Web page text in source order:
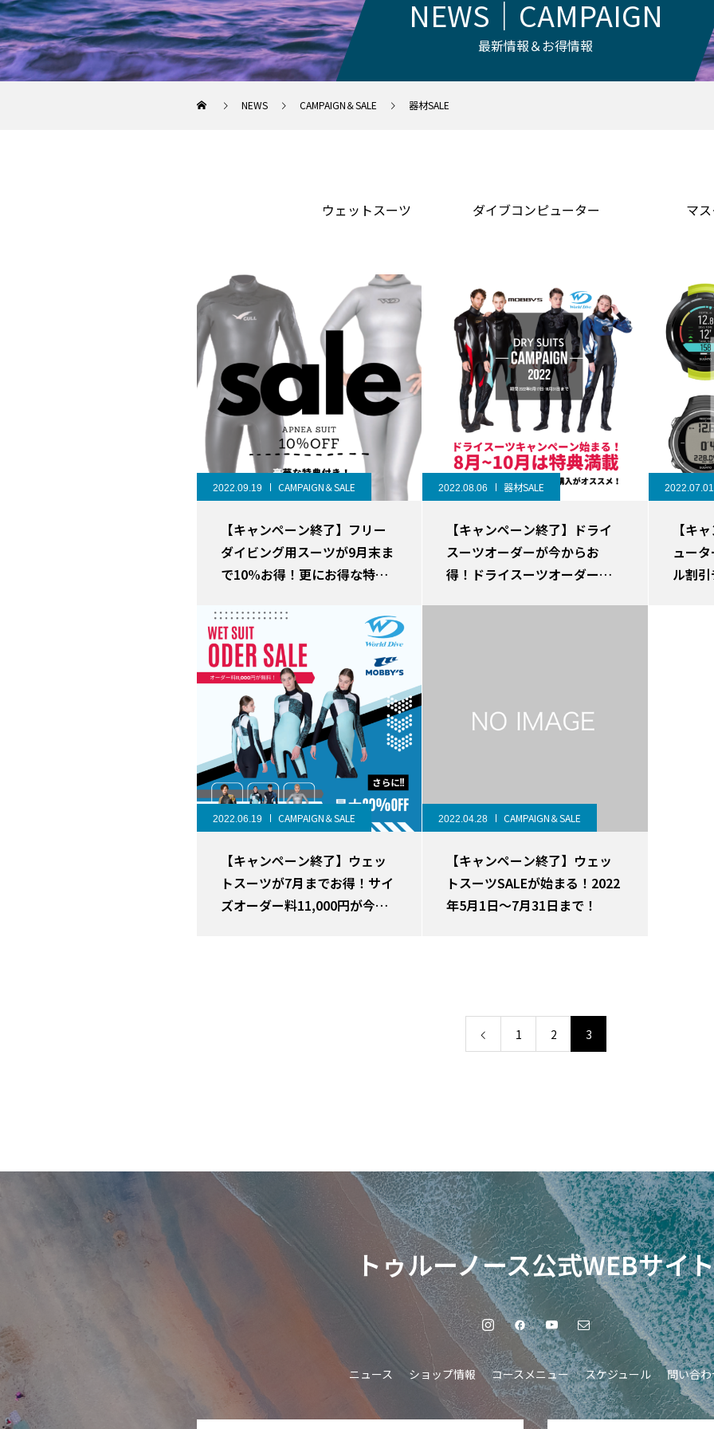
NEWS｜CAMPAIGN
最新情報＆お得情報
NEWS CAMPAIGN＆SALE 器材SALE
ウェットスーツ ダイブコンピューター マ
2022.09.19 CAMPAIGN＆SALE
【キャンペーン終了】フリー
ダイビング用スーツが9月末ま
で10%お得！更にお得な特典
2022.08.06 器材SALE
【キャンペーン終了】ドライ
スーツオーダーが今からお
得！ドライスーツオーダー
2022.07.01
【キ
ュー
ル割
2022.06.19 CAMPAIGN＆SALE
【キャンペーン終了】ウェッ
トスーツが7月までお得！サイ
ズオーダー料11,000円が今だ
2022.04.28 CAMPAIGN＆SALE
【キャンペーン終了】ウェッ
トスーツSALEが始まる！2022
年5月1日～7月31日まで！
1 2 3
トゥルーノース公式WEBサイト
ニュース ショップ情報 コースメニュー スケジュール 問い合わ